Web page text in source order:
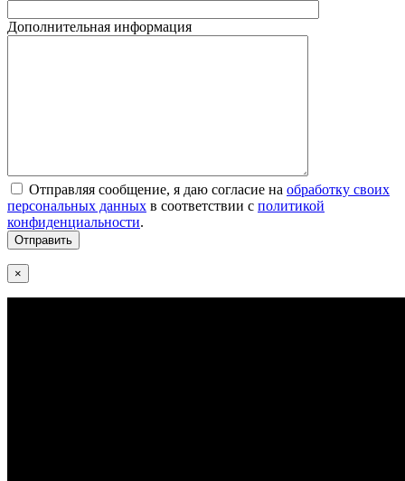
Дополнительная информация
Отправляя сообщение, я даю согласие на обработку своих
персональных данных в соответствии с политикой
конфиденциальности.
×